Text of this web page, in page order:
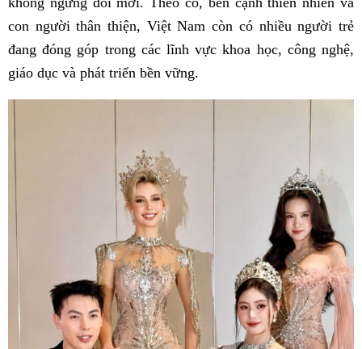
con người thân thiện, Việt Nam còn có nhiều người trẻ
đang đóng góp trong các lĩnh vực khoa học, công nghệ,
giáo dục và phát triển bền vững.